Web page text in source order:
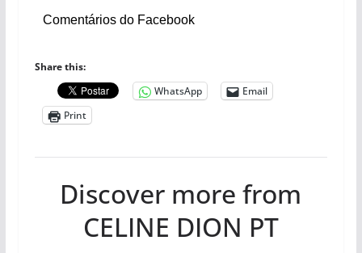
Comentários do Facebook
Share this:
WhatsApp
Email
Print
Discover more from
CELINE DION PT